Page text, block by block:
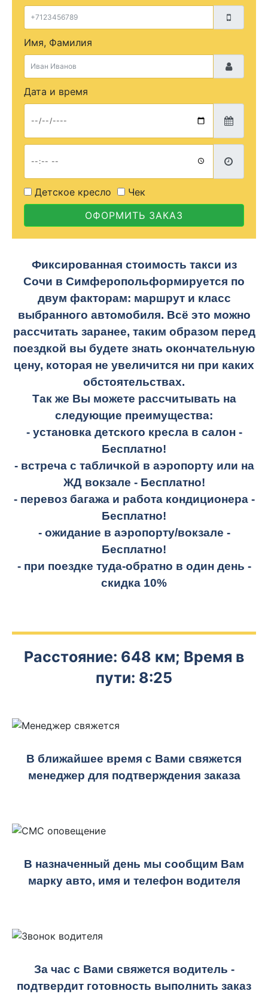
Имя, Фамилия
Дата и время
Детское кресло
Чек
ОФОРМИТЬ ЗАКАЗ
Фиксированная стоимость такси из
Сочи в Симферопольформируется по
двум факторам: маршрут и класс
выбранного автомобиля. Всё это можно
рассчитать заранее, таким образом перед
поездкой вы будете знать окончательную
цену, которая не увеличится ни при каких
обстоятельствах.
Так же Вы можете рассчитывать на
следующие преимущества:
- установка детского кресла в салон -
Бесплатно!
- встреча с табличкой в аэропорту или на
ЖД вокзале - Бесплатно!
- перевоз багажа и работа кондиционера -
Бесплатно!
- ожидание в аэропорту/вокзале -
Бесплатно!
- при поездке туда-обратно в один день -
скидка 10%
Расстояние: 648 км; Время в
пути: 8:25
В ближайшее время с Вами свяжется
менеджер для подтверждения заказа
В назначенный день мы сообщим Вам
марку авто, имя и телефон водителя
За час с Вами свяжется водитель -
подтвердит готовность выполнить заказ